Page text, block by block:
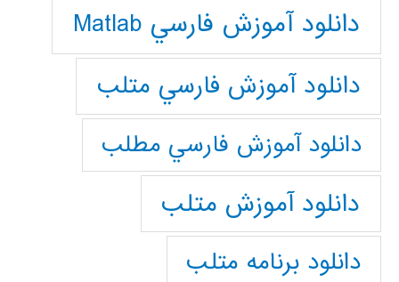
دانلود آموزش فارسي Matlab
دانلود آموزش فارسي متلب
دانلود آموزش فارسي مطلب
دانلود آموزش متلب
دانلود برنامه متلب